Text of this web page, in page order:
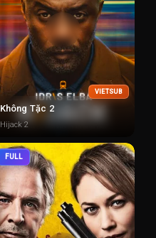
VIETSUB
Không Tặc 2
Hijack 2
FULL